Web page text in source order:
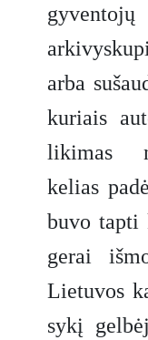
arba
kuriais
likimas
kelias
buvo tapti
gerai
Lietuvos
sykį